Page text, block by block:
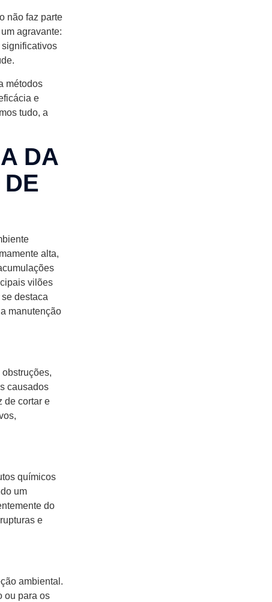
não faz parte
agravante:
métodos
e
tudo, a
DA
alta,
vilões
destaca
manutenção
causados
de cortar e
químicos
um
do
e
ambiental.
ou para os